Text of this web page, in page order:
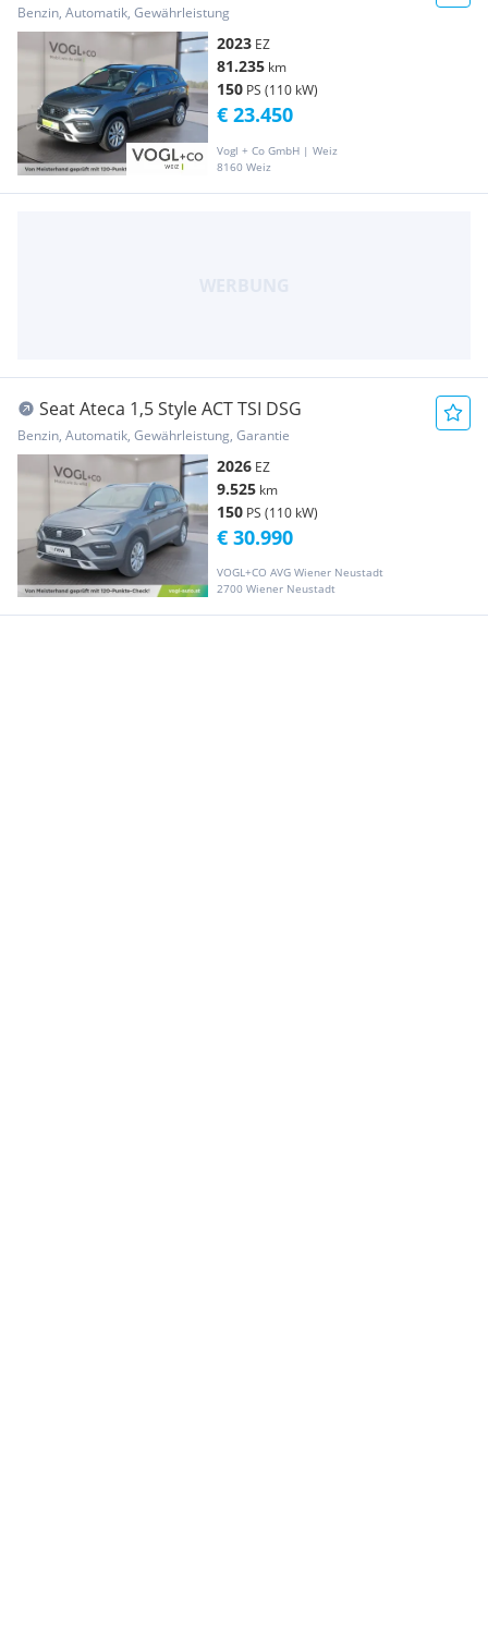
Benzin, Automatik, Gewährleistung
2023 EZ
81.235 km
150 PS (110 kW)
Vogl + Co GmbH | Weiz
8160 Weiz
€ 23.450
Seat Ateca 1,5 Style ACT TSI DSG
Benzin, Automatik, Gewährleistung, Garantie
2026 EZ
9.525 km
150 PS (110 kW)
VOGL+CO AVG Wiener Neustadt
2700 Wiener Neustadt
€ 30.990